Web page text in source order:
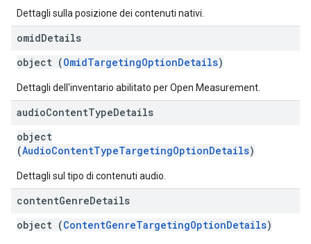
Dettagli sulla posizione dei contenuti nativi.
omidDetails
object (OmidTargetingOptionDetails)
Dettagli dell'inventario abilitato per Open Measurement.
audioContentTypeDetails
object
(AudioContentTypeTargetingOptionDetails)
Dettagli sul tipo di contenuti audio.
contentGenreDetails
object (ContentGenreTargetingOptionDetails)